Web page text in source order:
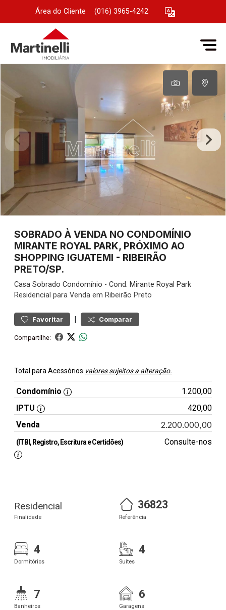
Área do Cliente (016) 3965-4242
SOBRADO À VENDA NO CONDOMÍNIO
MIRANTE ROYAL PARK, PRÓXIMO AO
SHOPPING IGUATEMI - RIBEIRÃO
PRETO/SP.
Casa Sobrado Condomínio - Cond. Mirante Royal Park
Residencial para Venda em Ribeirão Preto
Favoritar | Comparar
Compartilhe:
Total para Acessórios valores sujeitos a alteração.
Condomínio
1.200,00
IPTU
420,00
Venda
2.200.000,00
(ITBI, Registro, Escritura e Certidões) Consulte-nos
Residencial
Finalidade
36823
Referência
4
Dormitórios
4
Suítes
7
Banheiros
6
Garagens